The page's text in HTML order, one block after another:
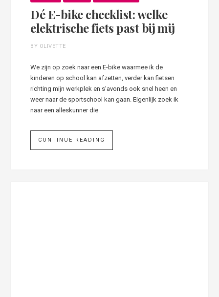
Dé E-bike checklist: welke
elektrische fiets past bij mij
BY OLIVETTE
We zijn op zoek naar een E-bike waarmee ik de
kinderen op school kan afzetten, verder kan fietsen
richting mijn werkplek en s’avonds ook snel heen en
weer naar de sportschool kan gaan. Eigenlijk zoek ik
naar een alleskunner die
CONTINUE READING